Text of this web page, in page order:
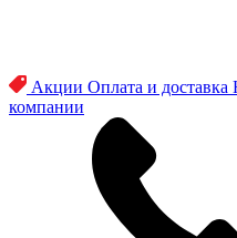
Акции Оплата и доставка
компании